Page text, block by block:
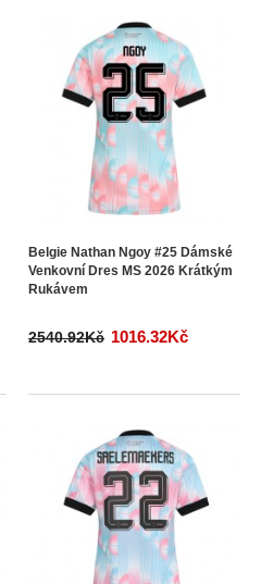
Belgie Nathan Ngoy #25 Dámské
Venkovní Dres MS 2026 Krátkým
Rukávem
2540.92Kč 1016.32Kč